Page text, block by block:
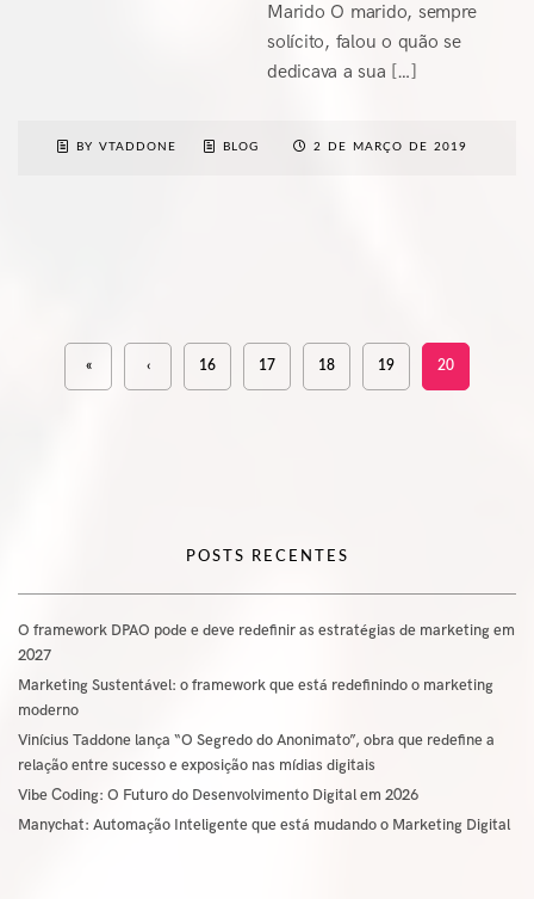
Marido O marido, sempre
solícito, falou o quão se
dedicava a sua […]
BY VTADDONE BLOG 2 DE MARÇO DE 2019
« ‹ 16 17 18 19 20
POSTS RECENTES
O framework DPAO pode e deve redefinir as estratégias de marketing em
2027
Marketing Sustentável: o framework que está redefinindo o marketing
moderno
Vinícius Taddone lança “O Segredo do Anonimato”, obra que redefine a
relação entre sucesso e exposição nas mídias digitais
Vibe Coding: O Futuro do Desenvolvimento Digital em 2026
Manychat: Automação Inteligente que está mudando o Marketing Digital